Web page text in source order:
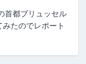
首都ブリュッセル
たのでレポート